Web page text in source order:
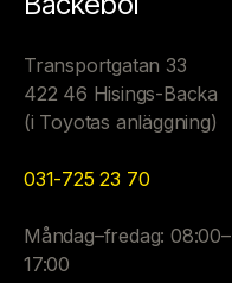
Transportgatan 33
422 46 Hisings-Backa
(i Toyotas anläggning)
031-725 23 70
Måndag–fredag: 08:00–
17:00